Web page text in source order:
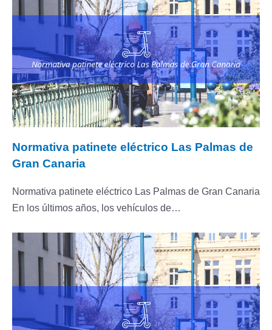
Normativa patinete eléctrico Las Palmas de
Gran Canaria
Normativa patinete eléctrico Las Palmas de Gran Canaria
En los últimos años, los vehículos de…